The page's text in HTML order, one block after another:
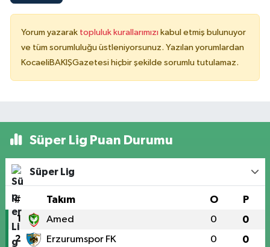
Yorum yazarak topluluk kurallarımızı kabul etmiş bulunuyor
ve tüm sorumluluğu üstleniyorsunuz. Yazılan yorumlardan
KocaeliBAKIŞGazetesi hiçbir şekilde sorumlu tutulamaz.
Süper Lig Puan Durumu
Süper Lig
# Takım O P
1 Amed 0 0
2 Erzurumspor FK 0 0